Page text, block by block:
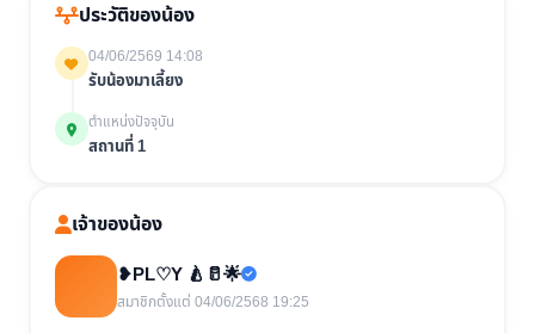
ประวัติของน้อง
04/06/2569 14:08
รับน้องมาเลี้ยง
ตำแหน่งปัจจุบัน
สถานที่ 1
เจ้าของน้อง
❥PL♡Y 🍐🥛🌟
สมาชิกตั้งแต่ 04/06/2568 19:25